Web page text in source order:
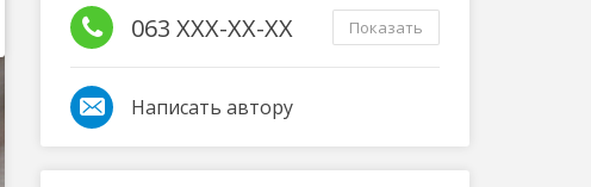
063 XXX-XX-XX Показать
Написать автору